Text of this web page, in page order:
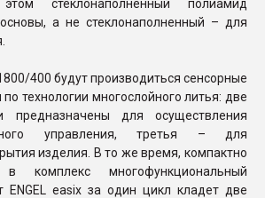
стеклонаполненный полиамид
а не стеклонаполненный – для
400 будут производиться сенсорные
технологии многослойного литья: две
предназначены для осуществления
управления, третья – для
изделия. В то же время, компактно
в комплекс многофункциональный
ENGEL easix за один цикл кладет две